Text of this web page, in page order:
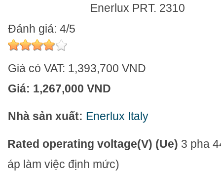
Enerlux PRT. 2310
Đánh giá: 4/5
Giá có VAT: 1,393,700 VND
Giá: 1,267,000 VND
Nhà sản xuất: Enerlux Italy
Rated operating voltage(V) (Ue) 3 pha
áp làm việc định mức)